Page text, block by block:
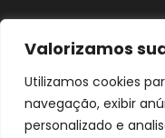
Valorizamos
Utilizamos cookies
navegação, exibir
personalizado e
Contato
Downloads